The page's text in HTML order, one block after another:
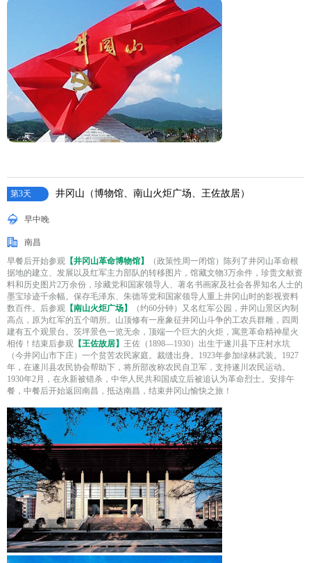
第3天 井冈山（博物馆、南山火炬广场、王佐故居）
早中晚
南昌
早餐后开始参观 【井冈山革命博物馆】
（政策性周一闭馆）陈列了井冈山革命根
据地的建立、发展以及红军主力部队的转移图片，馆藏文物3万余件，珍贵文献资
料和历史图片2万余份，珍藏党和国家领导人、著名书画家及社会各界知名人士的
墨宝珍迹千余幅。保存毛泽东、朱德等党和国家领导人重上井冈山时的影视资料
数百件。后参观 【南山火炬广场】
（约60分钟）又名红军公园，井冈山景区內制
高点，原为红军的五个哨所。山顶修有一座象征井冈山斗争的工农兵群雕，四周
建有五个观景台。茨坪景色一览无余，顶端一个巨大的火炬，寓意革命精神星火
相传！结束后参观 【王佐故居】 王佐（1898—1930）出生于遂川县下庄村水坑
（今井冈山市下庄）一个贫苦农民家庭。裁缝出身。1923年参加绿林武装。1927
年，在遂川县农民协会帮助下，将所部改称农民自卫军，支持遂川农民运动。
1930年2月，在永新被错杀，中华人民共和国成立后被追认为革命烈士。安排午
餐，中餐后开始返回南昌，抵达南昌，结束井冈山愉快之旅！